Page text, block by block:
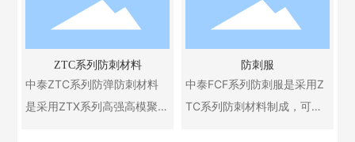
织，而是相互平行排列。对
于不同的防弹水平要求，采
用不同规格的ZTX系列高强高
模聚乙烯纤维连续式无纬布
护装置，一般由盖毯和围栏
组成。可适用于银行、保安
押运、地铁、车站、机场、
商场、酒店、影剧院、体育
ZTC系列防刺材料
中泰ZTC系列防弹防刺材料
是采用ZTX系列高强高模聚乙
防刺服
中泰FCF系列防刺服是采用Z
TC系列防刺材料制成，可阻